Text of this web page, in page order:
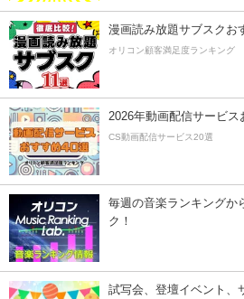
漫画読み放題サブスクお
オリコン顧客満足度ランキング
2026年動画配信サービス
CS動画配信サービス20選
毎週の音楽ランキングか
ク！
試写会、登壇イベント、